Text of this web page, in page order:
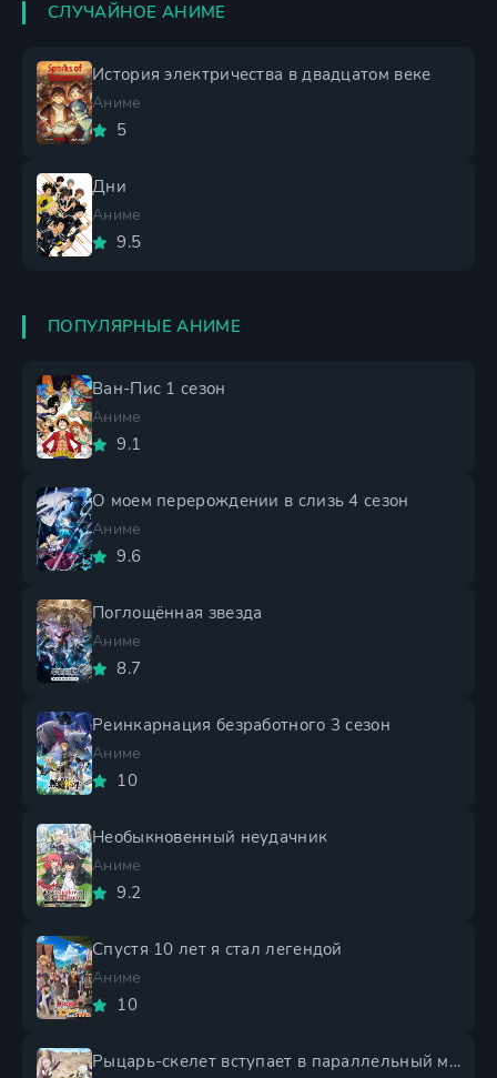
СЛУЧАЙНОЕ АНИМЕ
История электричества в двадцатом веке
Аниме
5
Дни
Аниме
9.5
ПОПУЛЯРНЫЕ АНИМЕ
Ван-Пис 1 сезон
Аниме
9.1
О моем перерождении в слизь 4 сезон
Аниме
9.6
Поглощённая звезда
Аниме
8.7
Реинкарнация безработного 3 сезон
Аниме
10
Необыкновенный неудачник
Аниме
9.2
Спустя 10 лет я стал легендой
Аниме
10
Рыцарь-скелет вступает в параллельный мир 2 сезон